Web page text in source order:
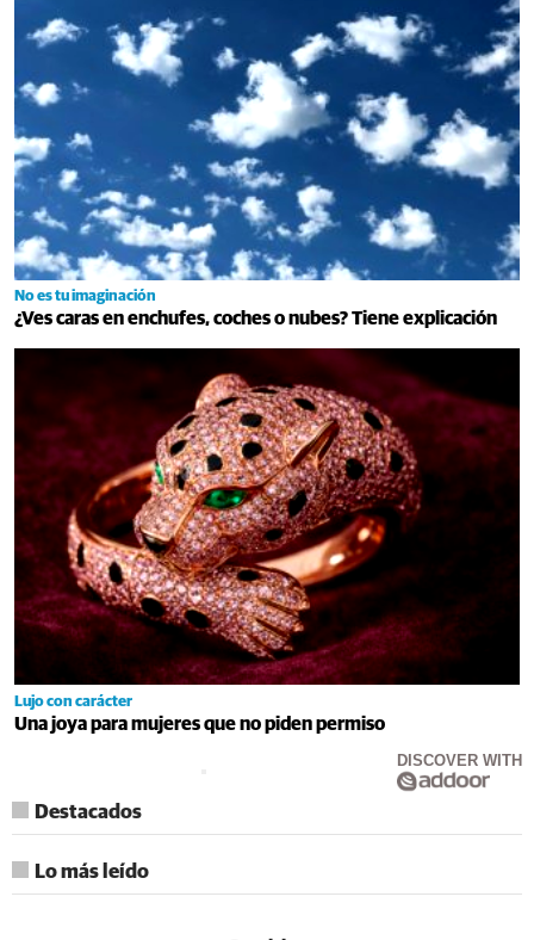
No es tu imaginación
¿Ves caras en enchufes, coches o nubes? Tiene explicación
Lujo con carácter
Una joya para mujeres que no piden permiso
DISCOVER WITH
Destacados
Lo más leído